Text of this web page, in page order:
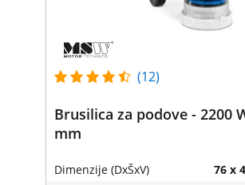
(12)
Brusilica za podove - 2200
mm
Dimenzije (DxŠxV) 76 x